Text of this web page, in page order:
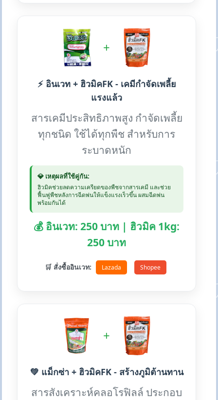
+
⚡ อินเวท + ฮิวมิคFK - เคมีกำจัดเพลี้ย
แรงแล้ว
สารเคมีประสิทธิภาพสูง กำจัดเพลี้ย
ทุกชนิด ใช้ได้ทุกพืช สำหรับการ
ระบาดหนัก
💎 เหตุผลที่ใช้คู่กัน:
ฮิวมิคช่วยลดความเครียดของพืชจากสารเคมี และช่วย
ฟื้นฟูพืชหลังการฉีดพ่นให้แข็งแรงเร็วขึ้น ผสมฉีดพ่น
พร้อมกันได้
💰 อินเวท: 250 บาท | ฮิวมิค 1kg:
250 บาท
🛒 สั่งซื้ออินเวท: Lazada Shopee
+
💚 แม็กซ่า + ฮิวมิคFK - สร้างภูมิต้านทาน
สารสังเคราะห์คลอโรฟิลล์ ประกอบ